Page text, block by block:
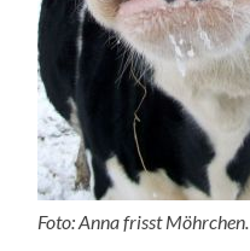
Foto: Anna frisst Möhrchen.